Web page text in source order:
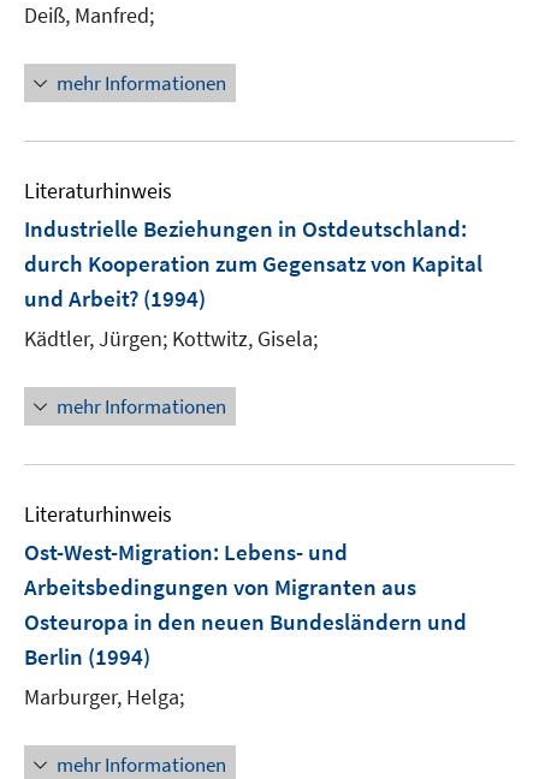
Deiß, Manfred;
mehr Informationen
Literaturhinweis
Industrielle Beziehungen in Ostdeutschland:
durch Kooperation zum Gegensatz von Kapital
und Arbeit? (1994)
Kädtler, Jürgen; Kottwitz, Gisela;
mehr Informationen
Literaturhinweis
Ost-West-Migration: Lebens- und
Arbeitsbedingungen von Migranten aus
Osteuropa in den neuen Bundesländern und
Berlin (1994)
Marburger, Helga;
mehr Informationen